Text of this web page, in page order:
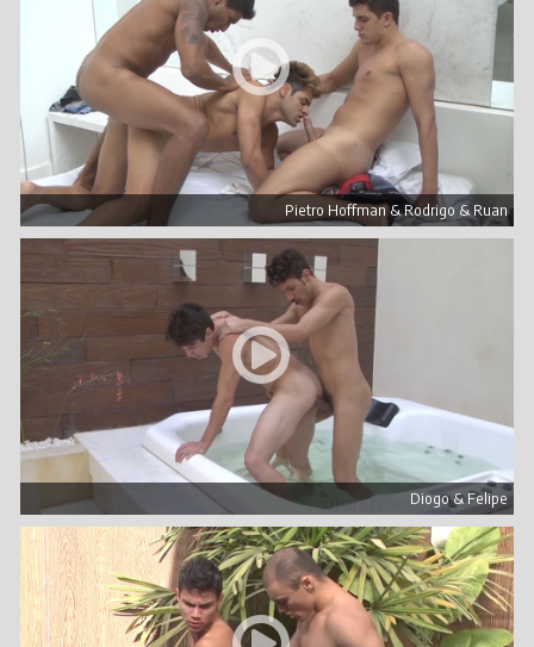
Pietro Hoffman & Rodrigo & Ruan
Diogo & Felipe